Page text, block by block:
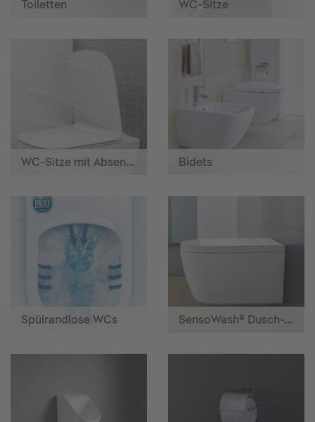
Toiletten WC-Sitze
WC-Sitze mit Absenkautomatik Bidets
Spülrandlose WCs SensoWash® Dusch-WCs